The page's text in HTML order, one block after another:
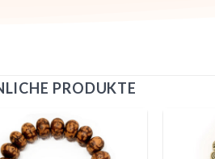
PRODUKTE